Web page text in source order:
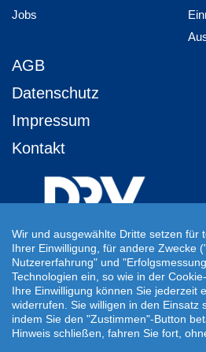
Jobs
AGB
Datenschutz
Impressum
Kontakt
Ihre Individuelle
Auf Ihre ganz persönlichen
Für Ihre individuellen Reisewünsche
persönliches Angebot.
JETZT INDIVIDUELLE
Wir und ausgewählte Dritte setzen für
Ihrer Einwilligung, für andere Zwecke
Nutzererfahrung" und
Technologien ein, so wie in der
Ihre Einwilligung können Sie jederzeit
widerrufen. Sie willigen in den Einsatz
indem Sie den "Zustimmen"-Button
Hinweis schließen, fahren Sie fort,